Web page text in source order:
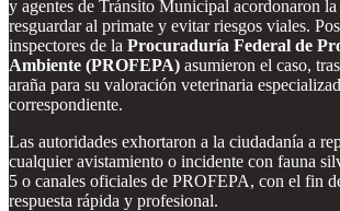
y agentes de Tránsito Municipal acordonaron la
resguardar al primate y evitar riesgos viales.
inspectores de la Procuraduría Federal de
Ambiente (PROFEPA) asumieron el caso,
araña para su valoración veterinaria
correspondiente.
Las autoridades exhortaron a la ciudadanía a
cualquier avistamiento o incidente con fauna
5 o canales oficiales de PROFEPA, con el fin
respuesta rápida y profesional.